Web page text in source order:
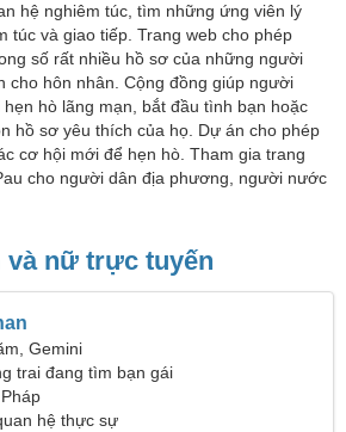
hệ nghiêm túc, tìm những ứng viên lý
túc và giao tiếp. Trang web cho phép
số rất nhiều hồ sơ của những người
cho hôn nhân. Cộng đồng giúp người
hò lãng mạn, bắt đầu tình bạn hoặc
hồ sơ yêu thích của họ. Dự án cho phép
cơ hội mới để hẹn hò. Tham gia trang
cho người dân địa phương, người nước
và nữ trực tuyến
Gemini
trai đang tìm bạn gái
hệ thực sự